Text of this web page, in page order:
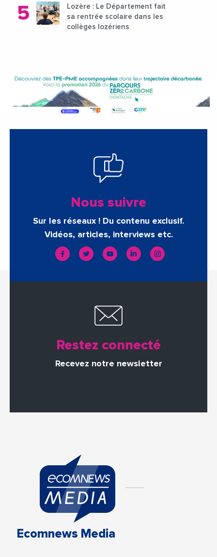
Lozère : Le Département fait
sa rentrée scolaire dans les
collèges lozériens
Nous suivre
Sur les réseaux ! Du contenu exclusif.
Vidéos, articles, interviews etc.
Restez connecté
Recevez notre newsletter
Ecomnews Media